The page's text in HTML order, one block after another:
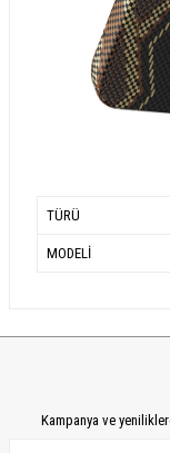
TÜRÜ
MODELİ
Kampanya ve